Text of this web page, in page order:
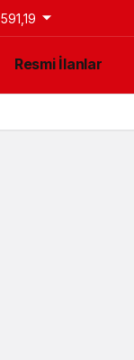
591,19
Resmi İlanlar